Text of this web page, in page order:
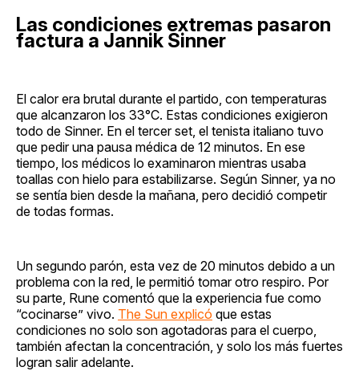
Las condiciones extremas pasaron
factura a Jannik Sinner
El calor era brutal durante el partido, con temperaturas
que alcanzaron los 33°C. Estas condiciones exigieron
todo de Sinner. En el tercer set, el tenista italiano tuvo
que pedir una pausa médica de 12 minutos. En ese
tiempo, los médicos lo examinaron mientras usaba
toallas con hielo para estabilizarse. Según Sinner, ya no
se sentía bien desde la mañana, pero decidió competir
de todas formas.
Un segundo parón, esta vez de 20 minutos debido a un
problema con la red, le permitió tomar otro respiro. Por
su parte, Rune comentó que la experiencia fue como
“cocinarse” vivo. The Sun explicó que estas
condiciones no solo son agotadoras para el cuerpo,
también afectan la concentración, y solo los más fuertes
logran salir adelante.